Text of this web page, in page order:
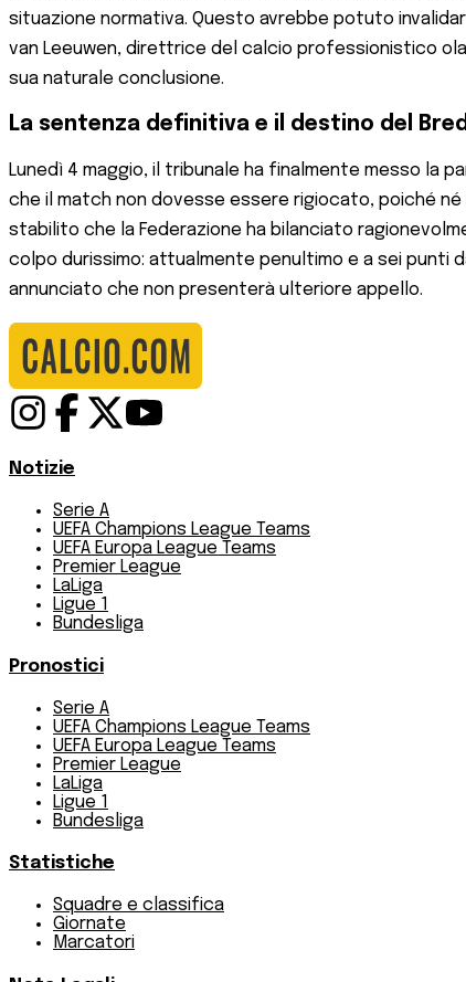
situazione normativa. Questo avrebbe potuto
van Leeuwen, direttrice del calcio professionistico
sua naturale conclusione.
La sentenza definitiva e il destino del
Lunedì 4 maggio, il tribunale ha finalmente messo la
che il match non dovesse essere rigiocato, poiché
stabilito che la Federazione ha bilanciato
colpo durissimo: attualmente penultimo e a sei punti
annunciato che non presenterà ulteriore appello.
Notizie
Serie A
UEFA Champions League Teams
UEFA Europa League Teams
Premier League
LaLiga
Ligue 1
Bundesliga
Pronostici
Serie A
UEFA Champions League Teams
UEFA Europa League Teams
Premier League
LaLiga
Ligue 1
Bundesliga
Statistiche
Squadre e classifica
Giornate
Marcatori